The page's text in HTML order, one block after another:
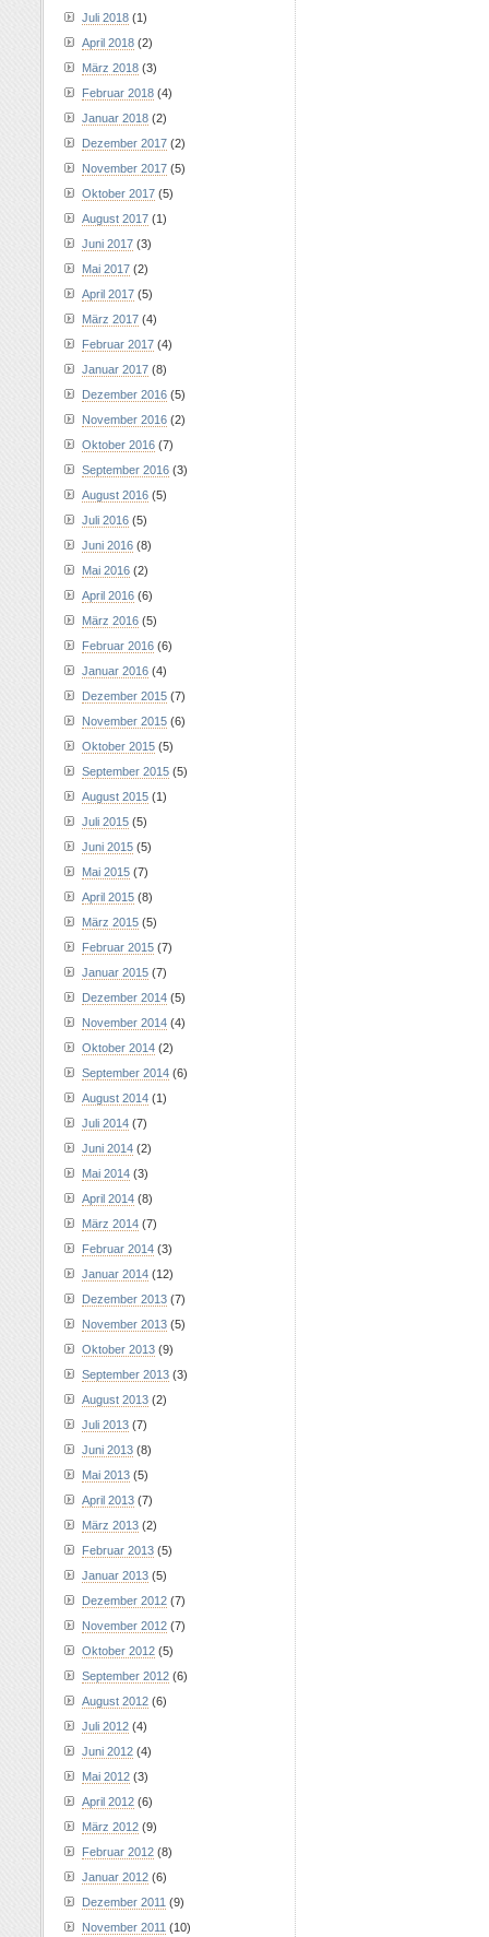
Juli 2018 (1)
April 2018 (2)
März 2018 (3)
Februar 2018 (4)
Januar 2018 (2)
Dezember 2017 (2)
November 2017 (5)
Oktober 2017 (5)
August 2017 (1)
Juni 2017 (3)
Mai 2017 (2)
April 2017 (5)
März 2017 (4)
Februar 2017 (4)
Januar 2017 (8)
Dezember 2016 (5)
November 2016 (2)
Oktober 2016 (7)
September 2016 (3)
August 2016 (5)
Juli 2016 (5)
Juni 2016 (8)
Mai 2016 (2)
April 2016 (6)
März 2016 (5)
Februar 2016 (6)
Januar 2016 (4)
Dezember 2015 (7)
November 2015 (6)
Oktober 2015 (5)
September 2015 (5)
August 2015 (1)
Juli 2015 (5)
Juni 2015 (5)
Mai 2015 (7)
April 2015 (8)
März 2015 (5)
Februar 2015 (7)
Januar 2015 (7)
Dezember 2014 (5)
November 2014 (4)
Oktober 2014 (2)
September 2014 (6)
August 2014 (1)
Juli 2014 (7)
Juni 2014 (2)
Mai 2014 (3)
April 2014 (8)
März 2014 (7)
Februar 2014 (3)
Januar 2014 (12)
Dezember 2013 (7)
November 2013 (5)
Oktober 2013 (9)
September 2013 (3)
August 2013 (2)
Juli 2013 (7)
Juni 2013 (8)
Mai 2013 (5)
April 2013 (7)
März 2013 (2)
Februar 2013 (5)
Januar 2013 (5)
Dezember 2012 (7)
November 2012 (7)
Oktober 2012 (5)
September 2012 (6)
August 2012 (6)
Juli 2012 (4)
Juni 2012 (4)
Mai 2012 (3)
April 2012 (6)
März 2012 (9)
Februar 2012 (8)
Januar 2012 (6)
Dezember 2011 (9)
November 2011 (10)